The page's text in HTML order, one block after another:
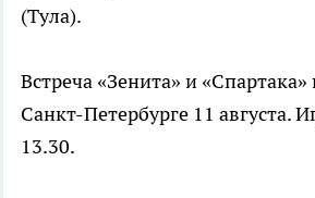
(Тула).
Встреча «Зенита» и «Спартака»
Санкт-Петербурге 11 августа.
13.30.